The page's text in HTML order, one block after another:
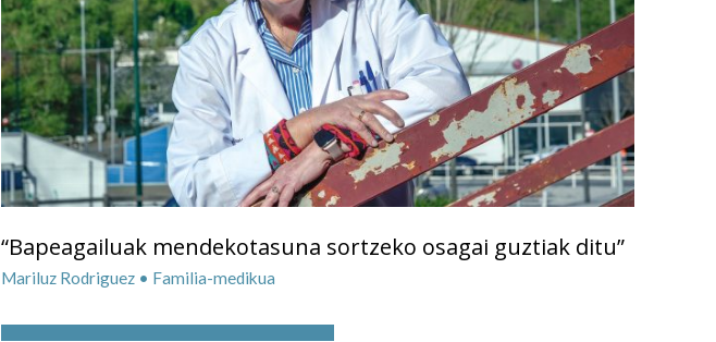
“Bapeagailuak mendekotasuna sortzeko osagai guztiak ditu”
Mariluz Rodriguez • Familia-medikua